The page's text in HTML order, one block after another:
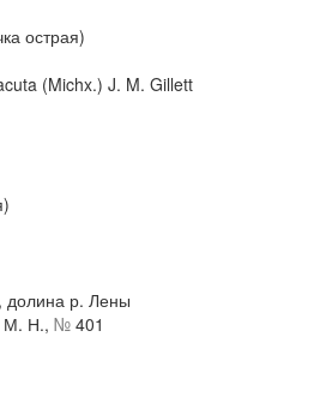
острая)
(Michx.) J. M. Gillett
р. Лены
М. Н., № 401